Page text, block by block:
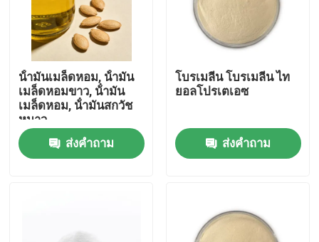
น้ํามันเมล็ดหอม, น้ํามัน
เมล็ดหอมขาว, น้ํามัน
เมล็ดหอม, น้ํามันสกวัช
หนาว
ส่งคำถาม
โบรเมลีน โบรเมลีน ไท
ยอลโปรเตเอซ
ส่งคำถาม